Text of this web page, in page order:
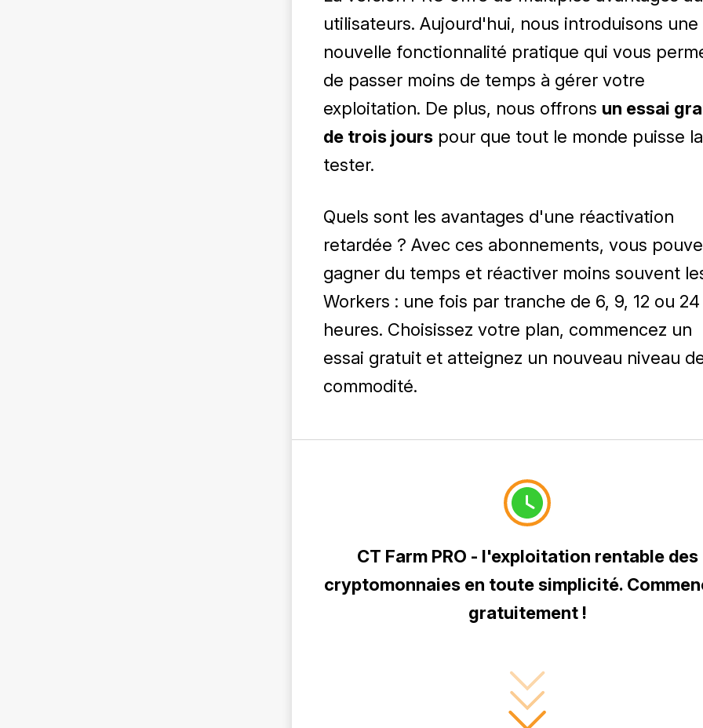
utilisateurs. Aujourd'hui, nous introduisons une
nouvelle fonctionnalité pratique qui vous
de passer moins de temps à gérer votre
exploitation. De plus, nous offrons un essai
de trois jours pour que tout le monde puisse la
tester.
Quels sont les avantages d'une réactivation
retardée ? Avec ces abonnements, vous
gagner du temps et réactiver moins souvent
Workers : une fois par tranche de 6, 9, 12 ou 24
heures. Choisissez votre plan, commencez un
essai gratuit et atteignez un nouveau niveau
commodité.
CT Farm PRO - l'exploitation rentable des
cryptomonnaies en toute simplicité.
gratuitement !